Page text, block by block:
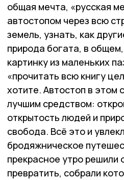
общая мечта, «русская
автостопом через всю
земель, узнать, как
природа богата, в
картинку из маленьких
«прочитать всю книгу
хотите. Автостоп в этом
лучшим средством:
открытость людей и
свобода. Всё это и
бродяжническое
прекрасное утро решили
превратить, собрали